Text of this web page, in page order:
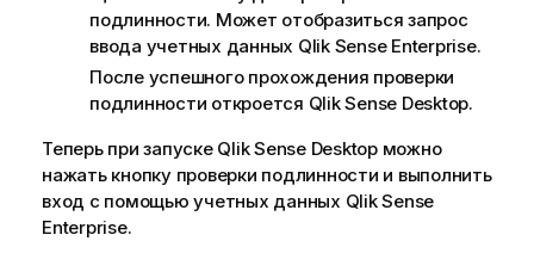
подлинности. Может отобразиться запрос
ввода учетных данных Qlik Sense Enterprise.
После успешного прохождения проверки
подлинности откроется Qlik Sense Desktop.
Теперь при запуске Qlik Sense Desktopможно
нажать кнопку проверки подлинности и выполнить
вход с помощью учетных данных Qlik Sense
Enterprise.